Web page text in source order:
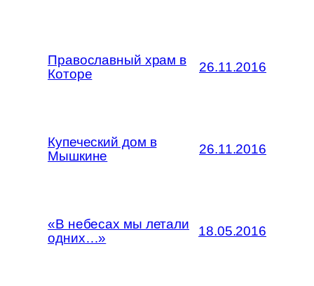
Православный храм в
Которе
26.11.2016
Купеческий дом в
Мышкине
26.11.2016
«В небесах мы летали
одних…»
18.05.2016